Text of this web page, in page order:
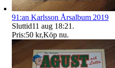
91:an Karlsson Årsalbum 2019
Sluttid11 aug 18:21 .
Pris:50 kr,Köp nu.